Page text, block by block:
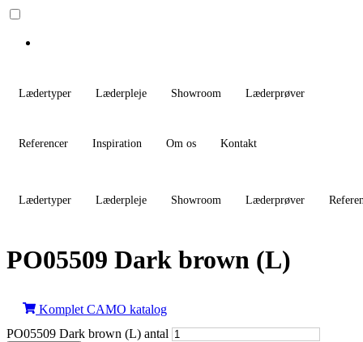
Lædertyper Læderpleje Showroom Læderprøver
Referencer Inspiration Om os Kontakt
Lædertyper Læderpleje Showroom Læderprøver
PO05509 Dark brown (L)
Komplet CAMO katalog
PO05509 Dark brown (L) antal